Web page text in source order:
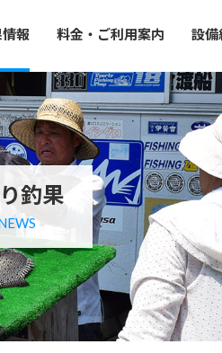
報 料金・ご利用案内 設備
釣果